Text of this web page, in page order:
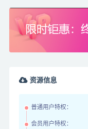
资源信息
普通用户特权：
会员用户特权：